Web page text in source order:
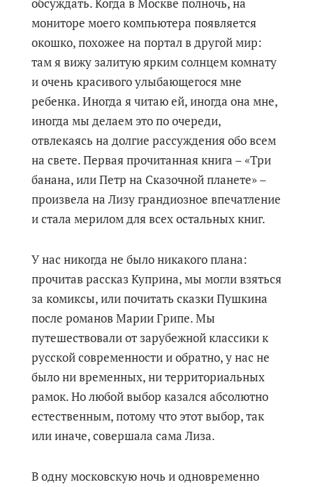
обсуждать. Когда в Москве полночь, на
мониторе моего компьютера появляется
окошко, похожее на портал в другой мир:
там я вижу залитую ярким солнцем комнату
и очень красивого улыбающегося мне
ребенка. Иногда я читаю ей, иногда она мне,
иногда мы делаем это по очереди,
отвлекаясь на долгие рассуждения обо всем
на свете. Первая прочитанная книга – «Три
банана, или Петр на Сказочной планете» –
произвела на Лизу грандиозное впечатление
и стала мерилом для всех остальных книг.
У нас никогда не было никакого плана:
прочитав рассказ Куприна, мы могли взяться
за комиксы, или почитать сказки Пушкина
после романов Марии Грипе. Мы
путешествовали от зарубежной классики к
русской современности и обратно, у нас не
было ни временных, ни территориальных
рамок. Но любой выбор казался абсолютно
естественным, потому что этот выбор, так
или иначе, совершала сама Лиза.
В одну московскую ночь и одновременно